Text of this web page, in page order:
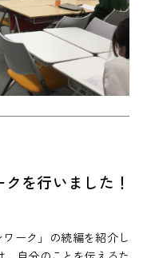
を行いました！
ーク」の続編を紹介し